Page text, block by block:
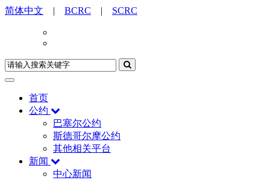
简体中文 | BCRC | SCRC
首页
公约
巴塞尔公约
斯德哥尔摩公约
其他相关平台
新闻
中心新闻